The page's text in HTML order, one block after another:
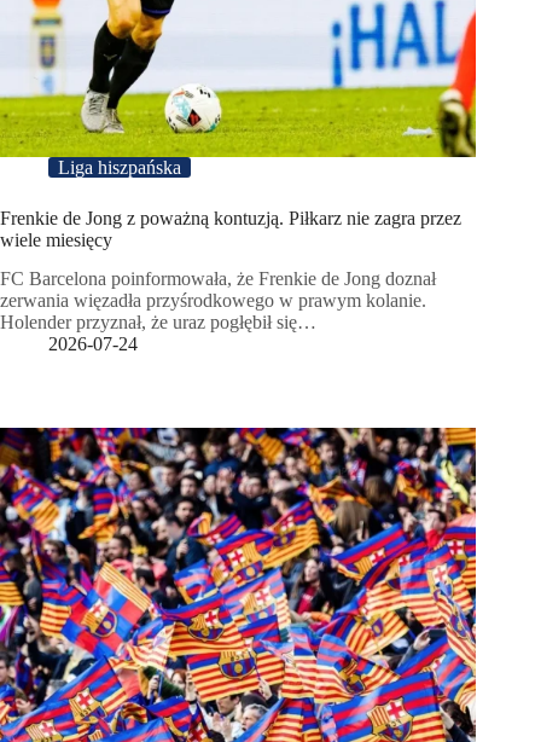
Liga hiszpańska
Frenkie de Jong z poważną kontuzją. Piłkarz nie zagra przez
wiele miesięcy
FC Barcelona poinformowała, że Frenkie de Jong doznał
zerwania więzadła przyśrodkowego w prawym kolanie.
Holender przyznał, że uraz pogłębił się…
2026-07-24